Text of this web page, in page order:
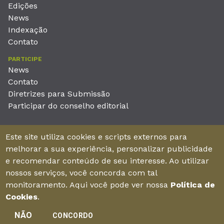
Edições
News
Indexação
Contato
PARTICIPE
News
Contato
Diretrizes para Submissão
Participar do conselho editorial
Unieducar Inteligência Educacional Ltda
CNPJ: 05.569.970/0001-26
Av. Desembargador Moreira, No. 2001 – 11º andar - Bairro
Aldeota
Fortaleza – Ceará - Brasil - CEP 60170-001
Enviar manuscrito
Este site utiliza cookies e scripts externos para
melhorar a sua experiência, personalizar publicidade
e recomendar conteúdo de seu interesse. Ao utilizar
nossos serviços, você concorda com tal
monitoramento. Aqui você pode ver nossa Política de
Cookies.
NÃO
CONCORDO